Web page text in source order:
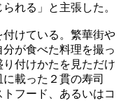
れる」と主張した。
けている。繁華街や
が食べた料理を撮っ
付けかたを見ただけ
載った２貫の寿司
フード、あるいはコ